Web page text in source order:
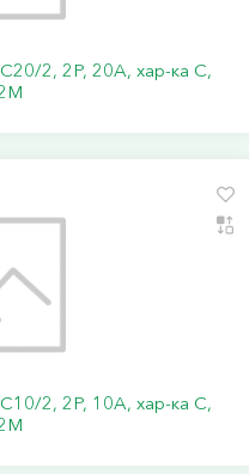
2, 2P, 20A, хар-ка C,
2, 2P, 10A, хар-ка C,